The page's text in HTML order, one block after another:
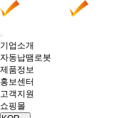
기업소개
자동납땜로봇
제품정보
홍보센터
고객지원
쇼핑몰